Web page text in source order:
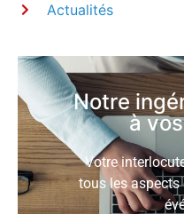
Actualités
Notre
à
Votre
tous les aspects